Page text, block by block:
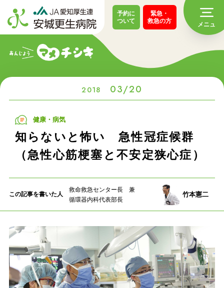
予約に
ついて
緊急・
救急の方
2018 03/20
健康・病気
知らないと怖い 急性冠症候群
（急性心筋梗塞と不安定狭心症）
この記事を書いた人
救命救急センター長 兼
循環器内科代表部長
竹本憲二